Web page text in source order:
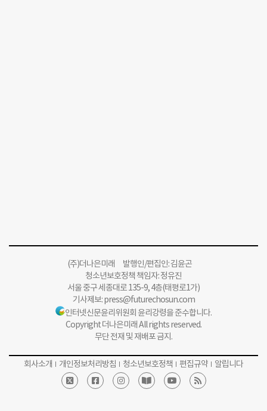
(주)더나은미래 발행인/편집인: 김윤곤
청소년보호정책 책임자: 정유진
서울 중구 세종대로 135-9, 4층(태평로1가)
기사제보:press@futurechosun.com
인터넷신문윤리위원회 윤리강령을 준수합니다.
Copyright 더나은미래 All rights reserved.
무단 전재 및 재배포 금지.
회사소개 개인정보처리방침 청소년보호정책 편집규약 알립니다